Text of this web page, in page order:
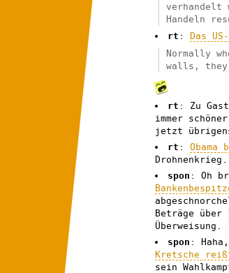
verhandelt
Handeln
rt : Das
Normally
walls, they
rt : Zu
immer
jetzt
rt :Obama
Drohnenkrieg.
spon : Oh
Beträge über
Überweisung.
spon :
Kretsche
sein